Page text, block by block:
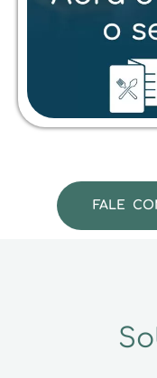
FALE